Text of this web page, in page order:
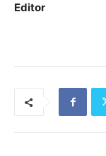
Editor